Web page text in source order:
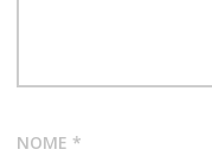
NOME *